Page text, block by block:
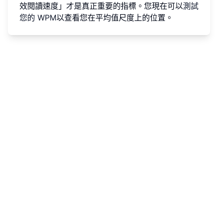
效閱讀速度」才是真正重要的指標。您現在可以測試
您的 WPM以查看您在平均值尺度上的位置。